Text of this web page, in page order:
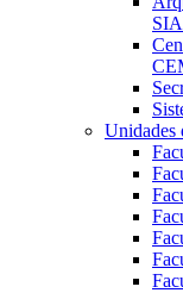
Unidades